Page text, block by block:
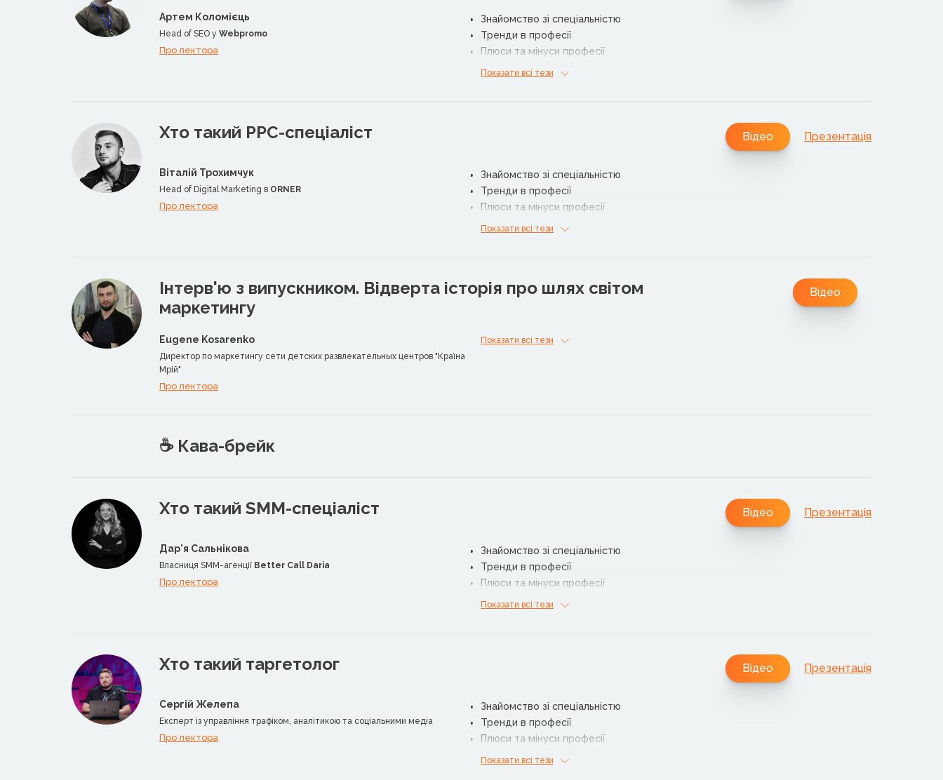
Артем Коломієць
Head of SEO у Webpromo
Про лектора
Знайомство зі спеціальністю
Тренди в професії
Плюси та мінуси професії
Корисні ресурси для роботи
Показати всі тези
Хто такий PPC-спеціаліст Відео Презентація
Віталій Трохимчук
Head of Digital Marketing в ORNER
Про лектора
Знайомство зі спеціальністю
Тренди в професії
Плюси та мінуси професії
Корисні ресурси для роботи
Показати всі тези
Інтерв'ю з випускником. Відверта історія про шлях світом
маркетингу
Відео
Eugene Kosarenko
Директор по маркетингу сети детских развлекательных центров "Країна
Мрій"
Про лектора
Показати всі тези
☕️ Кава-брейк
Хто такий SММ-спеціаліст Відео Презентація
Дар'я Сальнікова
Власниця SMM-агенції Better Call Daria
Про лектора
Знайомство зі спеціальністю
Тренди в професії
Плюси та мінуси професії
Корисні ресурси для роботи
Показати всі тези
Хто такий таргетолог Відео Презентація
Сергій Желепа
Експерт із управління трафіком, аналітикою та соціальними медіа
Про лектора
Знайомство зі спеціальністю
Тренди в професії
Плюси та мінуси професії
Корисні ресурси для роботи
Показати всі тези